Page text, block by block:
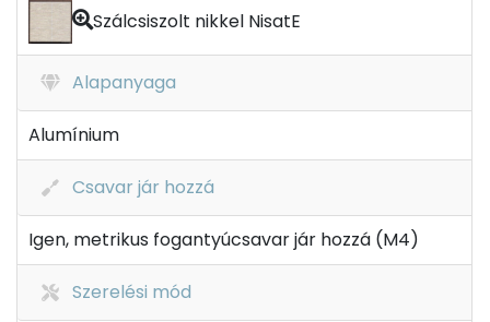
Szálcsiszolt nikkel NisatE
Alapanyaga
Alumínium
Csavar jár hozzá
Igen, metrikus fogantyúcsavar jár hozzá (M4)
Szerelési mód